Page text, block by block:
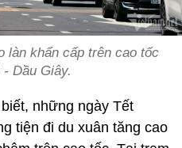
làn khẩn cấp trên cao tốc
Dầu Giây.
những ngày Tết
tiện đi du xuân tăng cao